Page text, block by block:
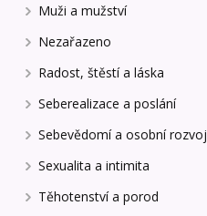
Muži a mužství
Nezařazeno
Radost, štěstí a láska
Seberealizace a poslání
Sebevědomí a osobní rozvoj
Sexualita a intimita
Těhotenství a porod